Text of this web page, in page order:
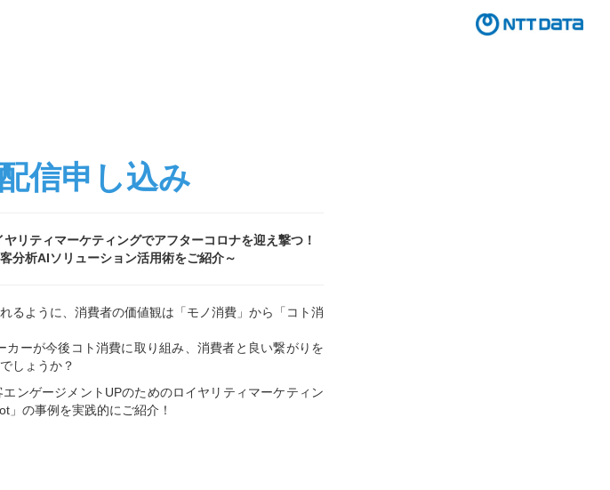
信申し込み
リティマーケティングでアフターコロナを迎え撃つ！
ソリューション活用術をご紹介～
るように、消費者の価値観は「モノ消費」から「コト消
ーが今後コト消費に取り組み、消費者と良い繋がりを
しょうか？
ンゲージメントUPのためのロイヤリティマーケティン
」の事例を実践的にご紹介！